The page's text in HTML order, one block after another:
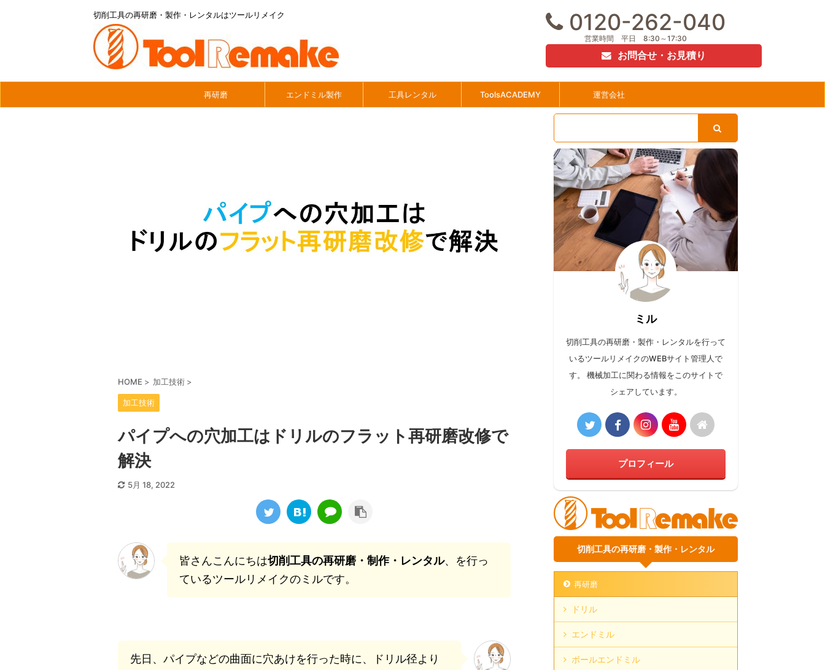
切削工具の再研磨・製作・レンタルはツールリメイク 0120-262-040
営業時間 平日 8:30～17:30
お問合せ・お見積り
再研磨 エンドミル製作 工具レンタル ToolsACADEMY 運営会社
HOME > 加工技術 >
加工技術
パイプへの穴加工はドリルのフラット再研磨改修で
解決
5月 18, 2022
皆さんこんにちは切削工具の再研磨・制作・レンタル、を行っ
ているツールリメイクのミルです。
先日、パイプなどの曲面に穴あけを行った時に、ドリル径より
ミル
切削工具の再研磨・製作・レンタルを行って
いるツールリメイクのWEBサイト管理人で
す。 機械加工に関わる情報をこのサイトで
シェアしています。
プロフィール
切削工具の再研磨・製作・レンタル
再研磨
ドリル
エンドミル
ボールエンドミル